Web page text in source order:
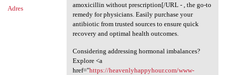
Adres
amoxicillin without prescription[/URL - , the go-to
remedy for physicians. Easily purchase your
antibiotic from trusted sources to ensure quick
recovery and optimal health outcomes.
Considering addressing hormonal imbalances?
Explore <a
href="https://heavenlyhappyhour.com/www-